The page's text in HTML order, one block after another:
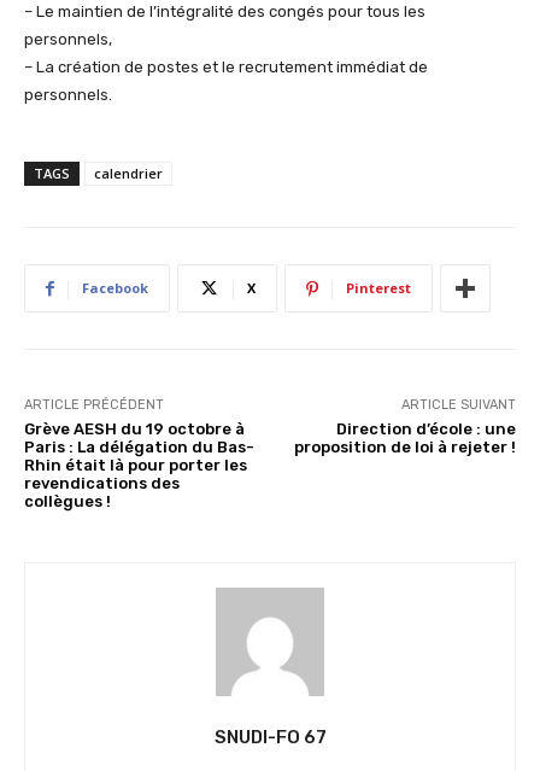
– Le maintien de l’intégralité des congés pour tous les
personnels,
– La création de postes et le recrutement immédiat de
personnels.
TAGS calendrier
Facebook X Pinterest
ARTICLE PRÉCÉDENT
Grève AESH du 19 octobre à
Paris : La délégation du Bas-
Rhin était là pour porter les
revendications des
collègues !
ARTICLE SUIVANT
Direction d’école : une
proposition de loi à rejeter !
SNUDI-FO 67